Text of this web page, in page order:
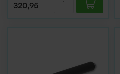
320,95